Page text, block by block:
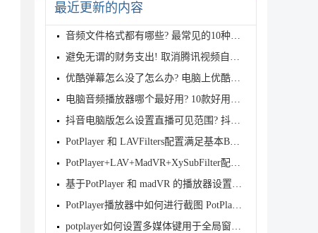
最近更新的内容
音频文件格式都有哪些? 最常见的10种音频格式及特点分
避免无谓的财务支出! 取消腾讯视频自动续费会员的操作
优酷弹幕怎么没了怎么办? 电脑上优酷视频不显示弹幕的
电脑音频播放器哪个最好用? 10款好用的Windows本地音
抖音电脑版怎么设置直播可见范围? 抖音电脑版设置谁不
PotPlayer 和 LAVFilters配置满足基本BDRIP回放需求
PotPlayer+LAV+MadVR+XySubFilter配置保姆级教程
基于PotPlayer 和 madVR 的播放器设置教程
PotPlayer播放器中如何进行截图 PotPlayer播放器中进
potplayer如何设置多媒体键用于全局窗口 potplayer设